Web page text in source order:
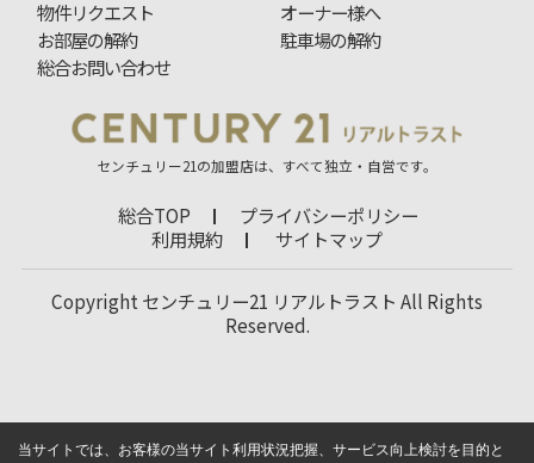
物件リクエスト
オーナー様へ
お部屋の解約
駐車場の解約
総合お問い合わせ
センチュリー21の加盟店は、すべて独立・自営です。
総合TOP
プライバシーポリシー
利用規約
サイトマップ
Copyright センチュリー21 リアルトラスト All Rights
Reserved.
当サイトでは、お客様の当サイト利用状況把握、サービス向上検討を目的と